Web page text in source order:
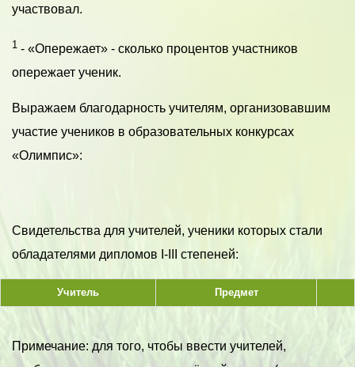
участвовал.
1 - «Опережает» - сколько процентов участников
опережает ученик.
Выражаем благодарность учителям, организовавшим
участие учеников в образовательных конкурсах
«Олимпис»:
Свидетельства для учителей, ученики которых стали
обладателями дипломов I-III степеней:
Учитель Предмет
Примечание: для того, чтобы ввести учителей,